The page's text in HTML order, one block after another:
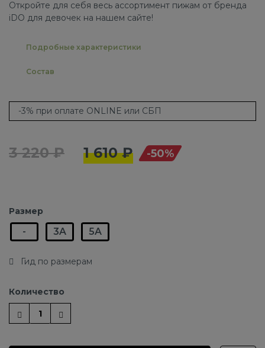
Откройте для себя весь ассортимент пижам от бренда
iDO для девочек на нашем сайте!
Подробные характеристики
Состав
-3% при оплате ONLINE или СБП
3 220 ₽ 1 610 ₽ -50%
Размер
- 3A 5A
Гид по размерам
Количество